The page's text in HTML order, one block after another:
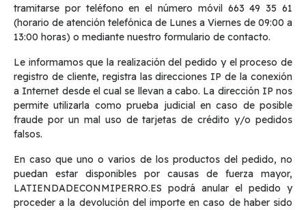
tramitarse por teléfono en el número móvil 663 49 35 61
(horario de atención telefónica de Lunes a Viernes de 09:00 a
13:00 horas) o mediante nuestro formulario de contacto.
Le informamos que la realización del pedido y el proceso de
registro de cliente, registra las direcciones IP de la conexión
a Internet desde el cual se llevan a cabo. La dirección IP nos
permite utilizarla como prueba judicial en caso de posible
fraude por un mal uso de tarjetas de crédito y/o pedidos
falsos.
En caso que uno o varios de los productos del pedido, no
puedan estar disponibles por causas de fuerza mayor,
LATIENDADECONMIPERRO.ES podrá anular el pedido y
proceder a la devolución del importe en caso de haber sido